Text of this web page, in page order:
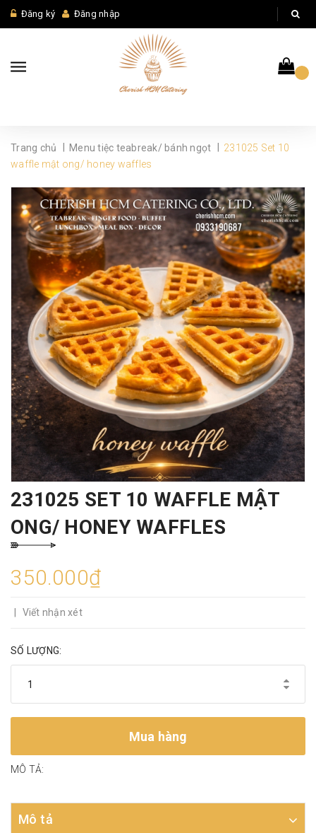
Đăng ký Đăng nhập
Trang chủ Menu tiệc teabreak/ bánh ngọt
231025 Set 10
waffle mật ong/ honey waffles
231025 SET 10 WAFFLE MẬT
ONG/ HONEY WAFFLES
350.000₫
Viết nhận xét
SỐ LƯỢNG:
Mua hàng
MÔ TẢ:
Mô tả